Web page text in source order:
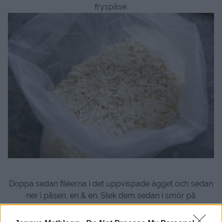
fryspåse.
Doppa sedan filéerna i det uppvispade ägget och sedan
ner i påsen, en & en. Stek dem sedan i smör på
medelstark värme tills kycklings är klar. Under tiden
häller du av vattnet från den färdigkokta potatisen,